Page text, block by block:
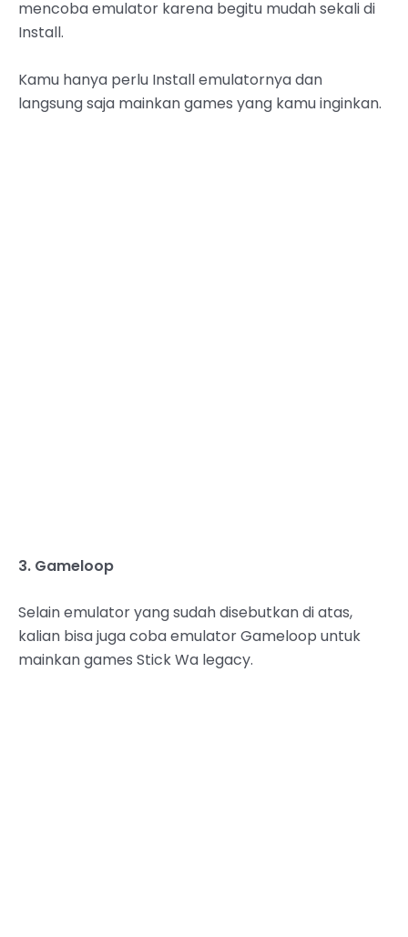
mencoba emulator karena begitu mudah sekali di
Install.
Kamu hanya perlu Install emulatornya dan
langsung saja mainkan games yang kamu inginkan.
3. Gameloop
Selain emulator yang sudah disebutkan di atas,
kalian bisa juga coba emulator Gameloop untuk
mainkan games Stick Wa legacy.